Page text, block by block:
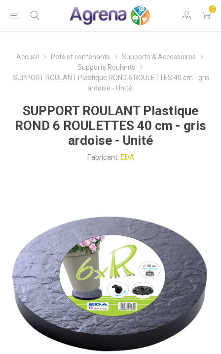
0
Accueil Pots et contenants
Supports & Accessoires
Supports Roulants
SUPPORT ROULANT Plastique ROND 6 ROULETTES 40 cm - gris
ardoise - Unité
SUPPORT ROULANT Plastique
ROND 6 ROULETTES 40 cm - gris
ardoise - Unité
Fabricant: EDA